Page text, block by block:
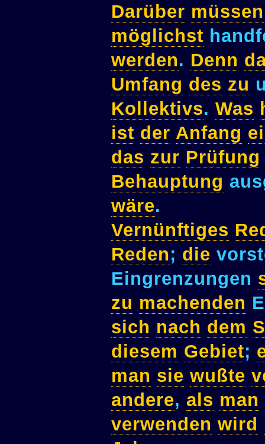
Darüber müssen
möglichst
werden. Denn
Umfang des zu
Kollektivs. Was
ist der Anfang
das zur Prüfung
Behauptung
wäre.
Vernünftiges
Reden; die
Eingrenzungen
zu machenden
sich nach dem
diesem Gebiet;
man sie wußte
andere, als man
verwenden wird